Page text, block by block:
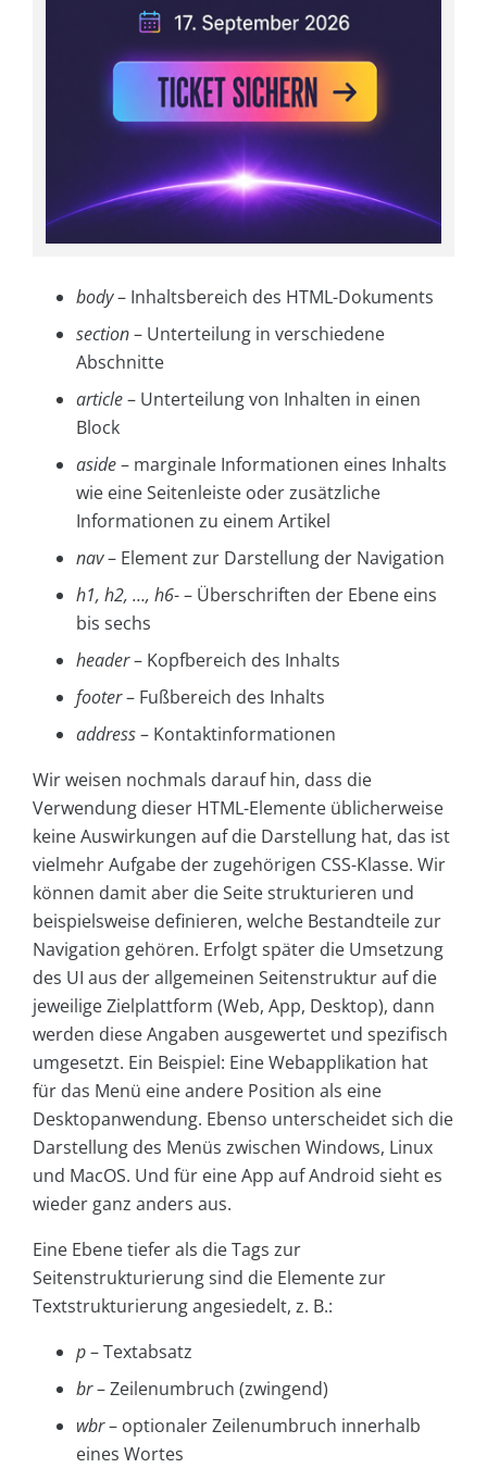
body– Inhaltsbereich des HTML-Dokuments
section– Unterteilung in verschiedene
Abschnitte
article– Unterteilung von Inhalten in einen
Block
aside– marginale Informationen eines Inhalts
wie eine Seitenleiste oder zusätzliche
Informationen zu einem Artikel
nav– Element zur Darstellung der Navigation
h1, h2, …, h6- – Überschriften der Ebene eins
bis sechs
header– Kopfbereich des Inhalts
footer– Fußbereich des Inhalts
address– Kontaktinformationen
Wir weisen nochmals darauf hin, dass die
Verwendung dieser HTML-Elemente üblicherweise
keine Auswirkungen auf die Darstellung hat, das ist
vielmehr Aufgabe der zugehörigen CSS-Klasse. Wir
können damit aber die Seite strukturieren und
beispielsweise definieren, welche Bestandteile zur
Navigation gehören. Erfolgt später die Umsetzung
des UI aus der allgemeinen Seitenstruktur auf die
jeweilige Zielplattform (Web, App, Desktop), dann
werden diese Angaben ausgewertet und spezifisch
umgesetzt. Ein Beispiel: Eine Webapplikation hat
für das Menü eine andere Position als eine
Desktopanwendung. Ebenso unterscheidet sich die
Darstellung des Menüs zwischen Windows, Linux
und MacOS. Und für eine App auf Android sieht es
wieder ganz anders aus.
Eine Ebene tiefer als die Tags zur
Seitenstrukturierung sind die Elemente zur
Textstrukturierung angesiedelt, z. B.:
p– Textabsatz
br– Zeilenumbruch (zwingend)
wbr– optionaler Zeilenumbruch innerhalb
eines Wortes